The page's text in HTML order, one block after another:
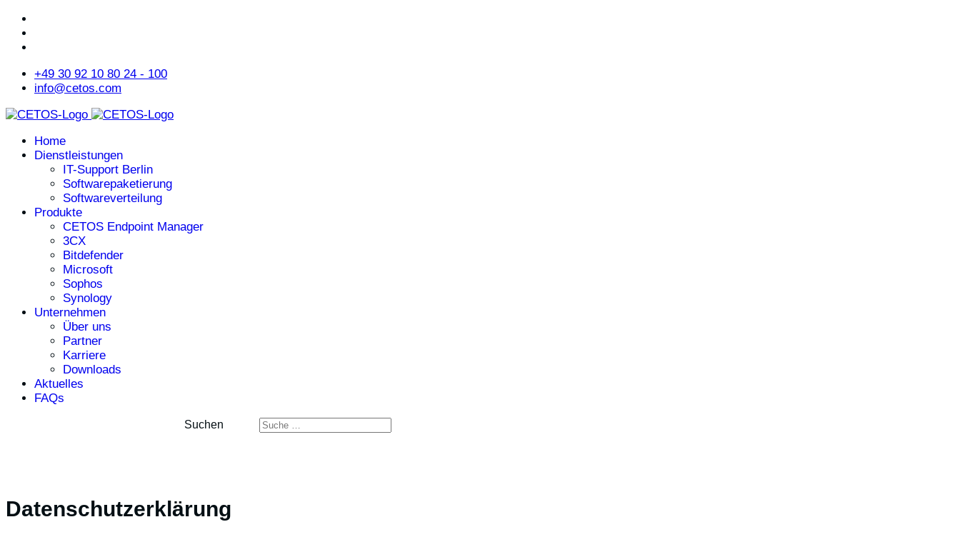
+49 30 92 10 80 24 - 100
info@cetos.com
Home
Dienstleistungen
IT-Support Berlin
Softwarepaketierung
Softwareverteilung
Produkte
CETOS Endpoint Manager
3CX
Bitdefender
Microsoft
Sophos
Synology
Unternehmen
Über uns
Partner
Karriere
Downloads
Aktuelles
FAQs
Suchen
Datenschutzerklärung